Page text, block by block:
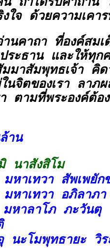
ใจ ด้วยความเคา
านคาถา ที่องค์สมเ
ระธาน และให้ทุก
มมาสัมพุทธเจ้า คิ
ในจิตของเรา ลาภ
ตามที่พระองค์ต้อ
าน
นาสังสิโม
หาเทวา สัพเพยัก
หาเทวา อภิลาภ
หาลาโภ ภะวันตุ
นะโมพุทธายะ วิร